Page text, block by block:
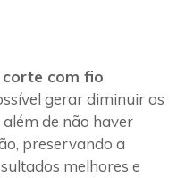
corte com fio
gerar diminuir os
de não haver
preservando a
melhores e